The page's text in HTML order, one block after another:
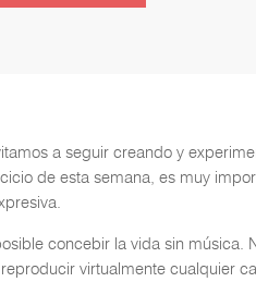
a seguir creando y
de esta semana, es muy
concebir la vida sin música.
virtualmente cualquier